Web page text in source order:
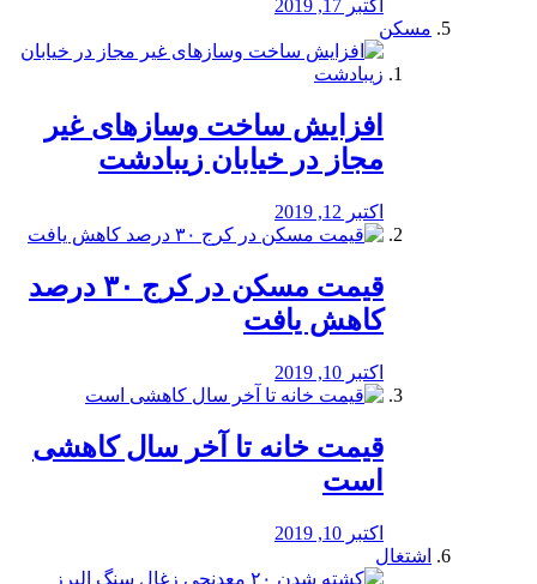
اکتبر 17, 2019
مسکن
افزایش ساخت وسازهای غیر
مجاز در خیابان زیبادشت
اکتبر 12, 2019
️قیمت مسکن در کرج ۳۰ درصد
کاهش یافت
اکتبر 10, 2019
قیمت خانه تا آخر سال کاهشی
است
اکتبر 10, 2019
اشتغال